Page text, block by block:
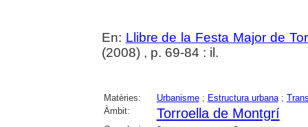
En: Llibre de la Festa Major de
(2008) , p. 69-84 : il.
Matèries: Urbanisme; Estructura urbana;
Àmbit:
Torroella de Montgrí